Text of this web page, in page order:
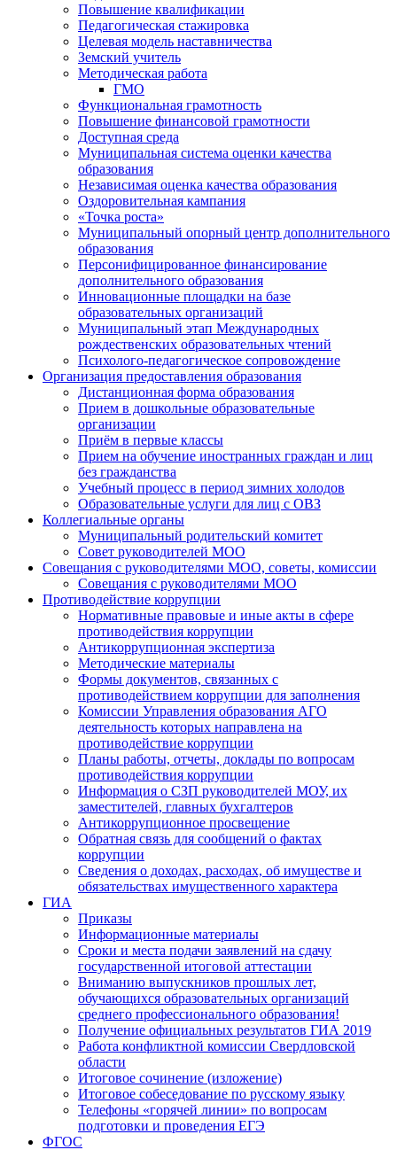
Повышение квалификации
Педагогическая стажировка
Целевая модель наставничества
Земский учитель
Методическая работа
ГМО
Функциональная грамотность
Повышение финансовой грамотности
Доступная среда
Муниципальная система оценки качества
образования
Независимая оценка качества образования
Оздоровительная кампания
«Точка роста»
Муниципальный опорный центр дополнительного
образования
Персонифицированное финансирование
дополнительного образования
Инновационные площадки на базе
образовательных организаций
Муниципальный этап Международных
рождественских образовательных чтений
Психолого-педагогическое сопровождение
Организация предоставления образования
Дистанционная форма образования
Прием в дошкольные образовательные
организации
Приём в первые классы
Прием на обучение иностранных граждан и лиц
без гражданства
Учебный процесс в период зимних холодов
Образовательные услуги для лиц с ОВЗ
Коллегиальные органы
Муниципальный родительский комитет
Совет руководителей МОО
Совещания с руководителями МОО, советы, комиссии
Совещания с руководителями МОО
Противодействие коррупции
Нормативные правовые и иные акты в сфере
противодействия коррупции
Антикоррупционная экспертиза
Методические материалы
Формы документов, связанных с
противодействием коррупции для заполнения
Комиссии Управления образования АГО
деятельность которых направлена на
противодействие коррупции
Планы работы, отчеты, доклады по вопросам
противодействия коррупции
Информация о СЗП руководителей МОУ, их
заместителей, главных бухгалтеров
Антикоррупционное просвещение
Обратная связь для сообщений о фактах
коррупции
Сведения о доходах, расходах, об имуществе и
обязательствах имущественного характера
ГИА
Приказы
Информационные материалы
Сроки и места подачи заявлений на сдачу
государственной итоговой аттестации
Вниманию выпускников прошлых лет,
обучающихся образовательных организаций
среднего профессионального образования!
Получение официальных результатов ГИА 2019
Работа конфликтной комиссии Свердловской
области
Итоговое сочинение (изложение)
Итоговое собеседование по русскому языку
Телефоны «горячей линии» по вопросам
подготовки и проведения ЕГЭ
ФГОС